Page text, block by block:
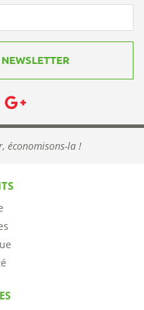
économisons-la !